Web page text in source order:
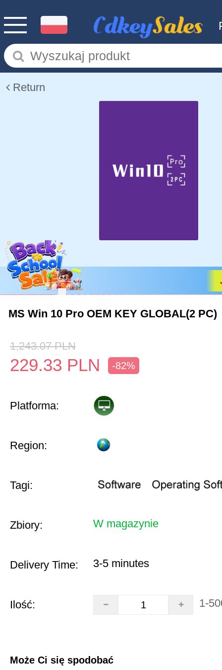
Return
MS Win 10 Pro OEM KEY GLOBAL(2 PC)
1,243.07 PLN
229.33 PLN -82%
Platforma:
Region:
Tagi:
Zbiory: W magazynie
Delivery Time: 3-5 minutes
Ilość: 1-
Może Ci się spodobać